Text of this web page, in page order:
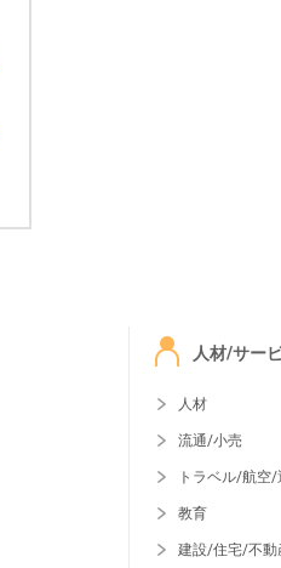
人材/サー
人材
流通/小売
トラベル/航空/
教育
建設/住宅/不動